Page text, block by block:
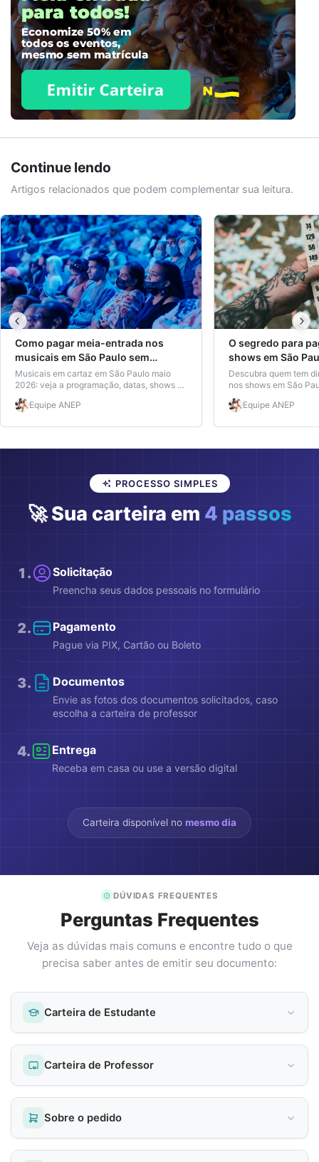
Continue lendo
Artigos relacionados que podem complementar sua leitura.
Como pagar meia-entrada nos
musicais em São Paulo sem
matrícula ativa
Musicais em cartaz em São Paulo maio
2026: veja a programação, datas, shows e
como garantir meia-entrada mesmo sem
matrícula. Descubra os diferenciais ANEP.
Equipe ANEP
O segredo para
shows em São
burocracia
Descubra quem tem
nos shows em São
eventos estão
o desconto em
Equipe ANEP
PROCESSO SIMPLES
🚀 Sua carteira em 4 passos
1 . Solicitação
Preencha seus dados pessoais no formulário
2. Pagamento
Pague via PIX, Cartão ou Boleto
3. Documentos
Envie as fotos dos documentos solicitados, caso
escolha a carteira de professor
4. Entrega
Receba em casa ou use a versão digital
Carteira disponível no mesmo dia
DÚVIDAS FREQUENTES
Perguntas Frequentes
Veja as dúvidas mais comuns e encontre tudo o que
precisa saber antes de emitir seu documento:
Carteira de Estudante
Carteira de Professor
Sobre o pedido